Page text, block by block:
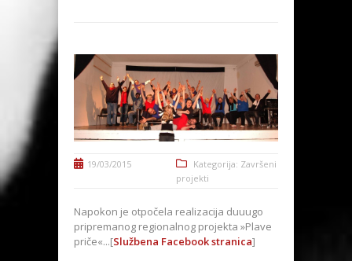
19/03/2015 Kategorija: Završeni
projekti
Napokon je otpočela realizacija duuugo
pripremanog regionalnog projekta »Plave
priče«...[Službena Facebook stranica]